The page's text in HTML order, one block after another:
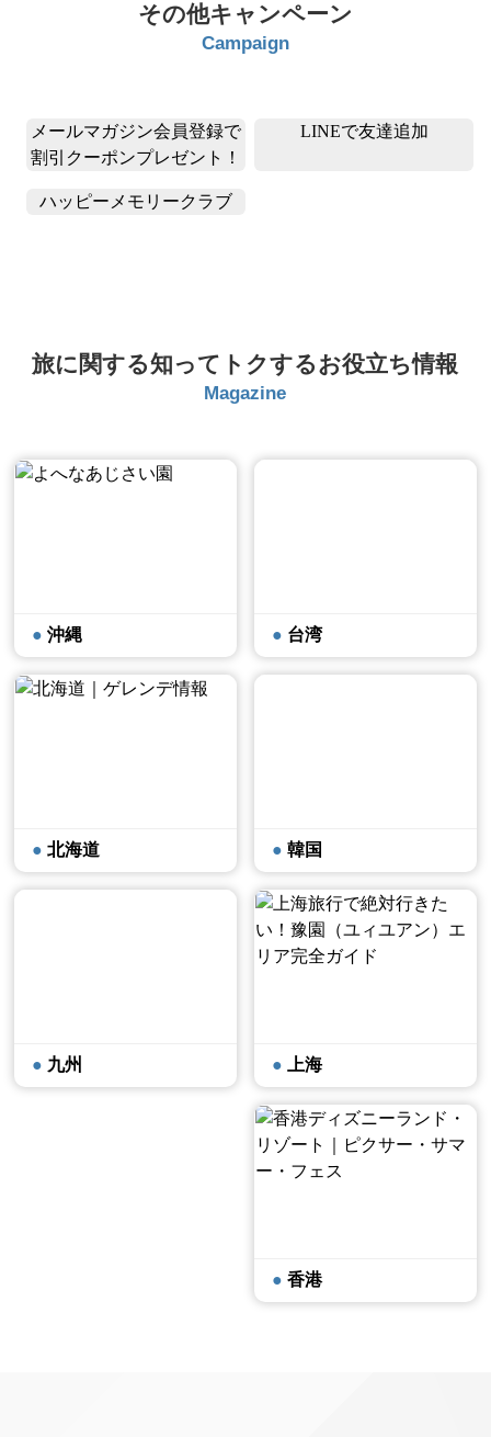
その他キャンペーン
Campaign
旅に関する知ってトクするお役立ち情報
Magazine
沖縄
北海道
九州
台湾
韓国
上海
香港